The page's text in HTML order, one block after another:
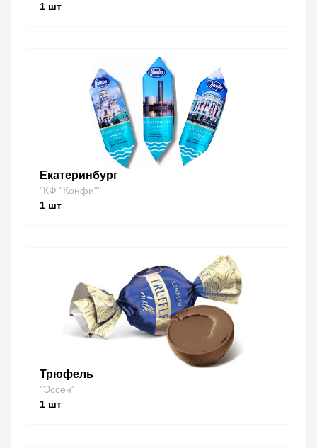
1 шт
Екатеринбург
"КФ "Конфи""
1 шт
Трюфель
"Эссен"
1 шт